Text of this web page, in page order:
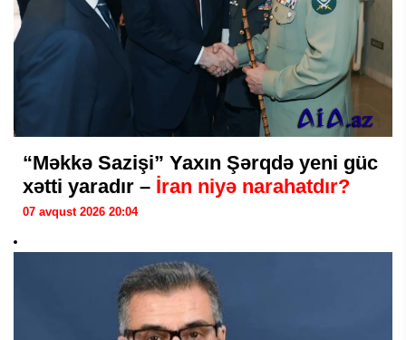
“Məkkə Sazişi” Yaxın Şərqdə yeni güc
xətti yaradır – İran niyə narahatdır?
07 avqust 2026 20:04